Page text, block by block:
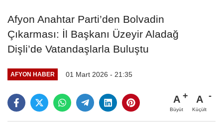
Afyon Anahtar Parti’den Bolvadin
Çıkarması: İl Başkanı Üzeyir Aladağ
Dişli’de Vatandaşlarla Buluştu
AFYON HABER 01 Mart 2026 - 21:35
A
Büyüt
A
Küçült